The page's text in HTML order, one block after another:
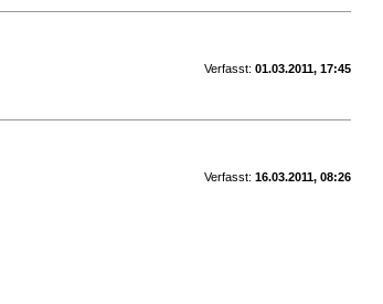
Verfasst: 01.03.2011, 17:45
Verfasst: 16.03.2011, 08:26